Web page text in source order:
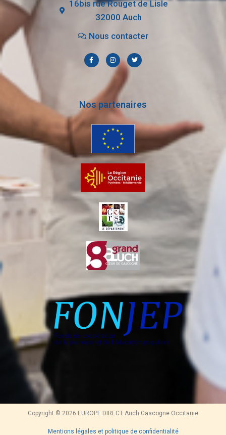
16bis rue Rouget de Lisle
32000 Auch
Nous contacter
Nos partenaires
Copyright © 2026 EUROPE DIRECT Auch Gascogne Occitanie
Mentions légales et politique de confidentialité